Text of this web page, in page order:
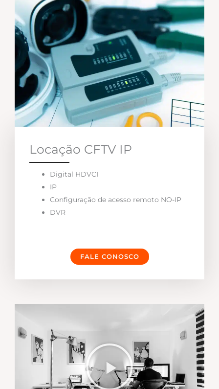
Locação CFTV IP
Digital HDVCI
IP
Configuração de acesso remoto NO-IP
DVR
FALE CONOSCO